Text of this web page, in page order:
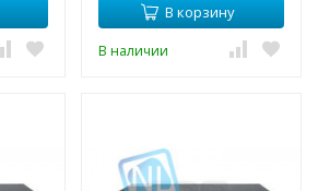
В корзину
В наличии